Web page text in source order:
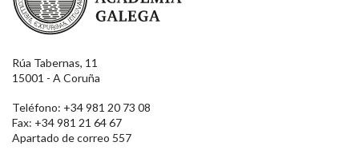
Rúa Tabernas, 11
15001 - A Coruña
Teléfono: +34 981 20 73 08
Fax: +34 981 21 64 67
Apartado de correo 557